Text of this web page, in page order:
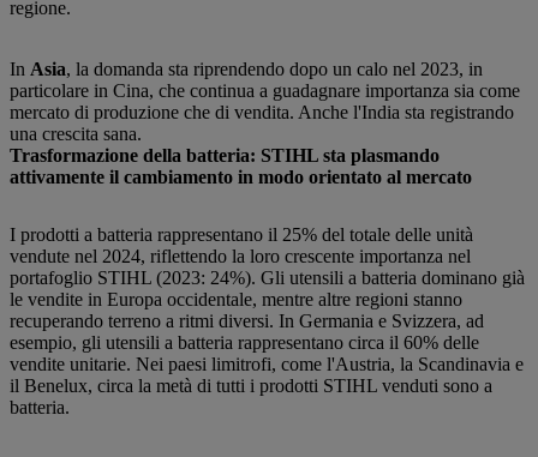
regione.
In Asia, la domanda sta riprendendo dopo un calo nel 2023, in
particolare in Cina, che continua a guadagnare importanza sia come
mercato di produzione che di vendita. Anche l'India sta registrando
una crescita sana.
Trasformazione della batteria: STIHL sta plasmando
attivamente il cambiamento in modo orientato al mercato
I prodotti a batteria rappresentano il 25% del totale delle unità
vendute nel 2024, riflettendo la loro crescente importanza nel
portafoglio STIHL (2023: 24%). Gli utensili a batteria dominano già
le vendite in Europa occidentale, mentre altre regioni stanno
recuperando terreno a ritmi diversi. In Germania e Svizzera, ad
esempio, gli utensili a batteria rappresentano circa il 60% delle
vendite unitarie. Nei paesi limitrofi, come l'Austria, la Scandinavia e
il Benelux, circa la metà di tutti i prodotti STIHL venduti sono a
batteria.